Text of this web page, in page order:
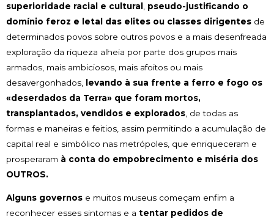
superioridade racial e cultural
pseudo-justificando o
domínio feroz e letal das elites ou classes dirigentes de
determinados povos sobre outros povos e a mais desenfreada
exploração da riqueza alheia por parte dos grupos mais
armados, mais ambiciosos, mais afoitos ou mais
desavergonhados,
levando à sua frente a ferro e fogo os
«deserdados da Terra» que foram mortos,
transplantados, vendidos e explorados , de todas as
formas e maneiras e feitios, assim permitindo a acumulação de
capital real e simbólico nas metrópoles, que enriqueceram e
prosperaram à conta do empobrecimento e miséria dos
OUTROS.
Alguns governos e muitos museus começam enfim a
reconhecer esses sintomas e a tentar pedidos de